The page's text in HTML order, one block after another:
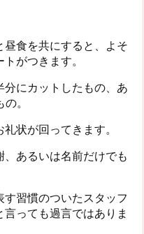
食を共にすると、よそ
がつきます。
にカットしたもの、あ
。
状が回ってきます。
あるいは名前だけでも
習慣のついたスタッフ
っても過言ではありま